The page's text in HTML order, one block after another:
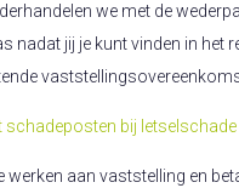
we met de
nadat jij je kunt vinden in het
schadeposten bij letselschade
werken aan vaststelling en